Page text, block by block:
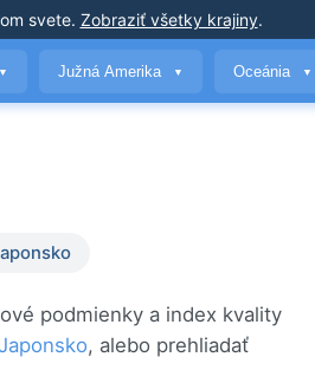
svete. Zobraziť všetky krajiny.
▼ Južná Amerika ▼ Oceánia ▼
podmienky a index kvality
, alebo prehliadať